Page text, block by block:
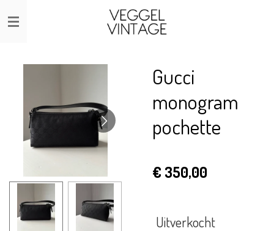
Ga
direct
Gucci
monogram
pochette
€ 350,00
Uitverkocht